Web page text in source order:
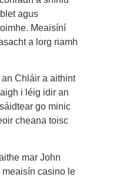
agus
Meaisíní
a lorg riamh
Chláir a aithint
i léig idir an
go minic
cheana toisc
mar John
casino le